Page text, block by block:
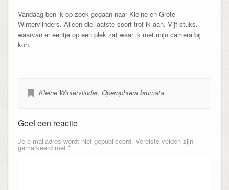
Vandaag ben ik op zoek gegaan naar Kleine en Grote
Wintervlinders. Alleen die laatste soort trof ik aan. Vijf stuks,
waarvan er eentje op een plek zat waar ik met mijn camera bij
kon.
Kleine Wintervlinder, Operophtera brumata
Geef een reactie
Je e-mailadres wordt niet gepubliceerd. Vereiste velden zijn
gemarkeerd met *